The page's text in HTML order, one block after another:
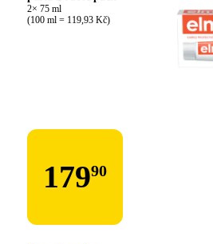
2× 75 ml
(100 ml = 119,93 Kč)
17990